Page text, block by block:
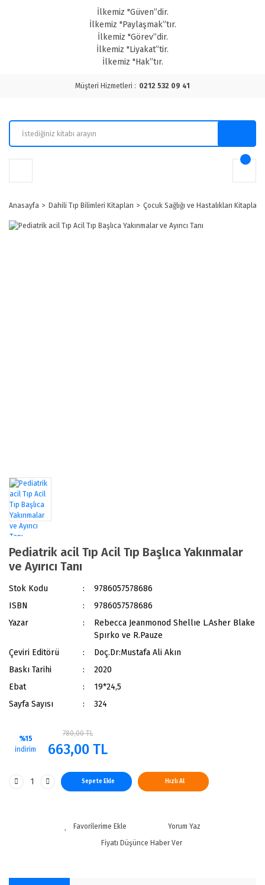
İlkemiz "Güven”dir.
İlkemiz "Paylaşmak”tır.
İlkemiz "Görev”dir.
İlkemiz "Liyakat”tir.
İlkemiz "Hak”tır.
Müşteri Hizmetleri : 0212 532 09 41
Anasayfa Dahili Tıp Bilimleri Kitapları Çocuk Sağlığı ve Hastalıkları Kitapları
Pediatrik acil Tıp Acil Tıp Başlıca Yakınmalar
ve Ayırıcı Tanı
Stok Kodu
9786057578686
ISBN
9786057578686
Yazar
Rebecca Jeanmonod Shellıe L.Asher Blake
Spırko ve R.Pauze
Çeviri Editörü
Doç.Dr:Mustafa Ali Akın
Baskı Tarihi
2020
Ebat
19*24,5
Sayfa Sayısı
324
%15
indirim
780,00 TL
663,00 TL
Sepete Ekle Hızlı Al
Yorum Yaz
Fiyatı Düşünce Haber Ver